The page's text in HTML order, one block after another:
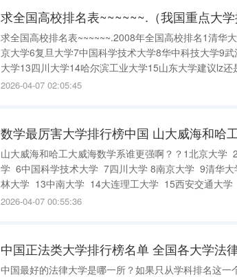
求全国高校排名表~~~~~~.（我国重点大学
求全国高校排名表~~~~~~.2008年全国高校排名1清华
京大学6复旦大学7中国科学技术大学8华中科技大学9
大学13四川大学14哈尔滨工业大学15山东大学建议lz
来算的。2008各高校综合实力及专业排名_194.html（
2026-04-07 02:05:45
数学最厉害大学排行榜中国 山大威海和哈
山大威海和哈工大威海数学系谁更强啊？？1北京大
学 6中国科学技术大学 7四川大学 8南京大学 9清华
林大学 13中南大学 14大连理工大学 15西安交通大学
华大学研究1型、工学第1名、管理学第1名、医学第2名
2026-04-07 00:55:36
中国正法类大学排行榜名单 全国各大学法
中国最好的法律大学是哪一所？如果只从学科排名这